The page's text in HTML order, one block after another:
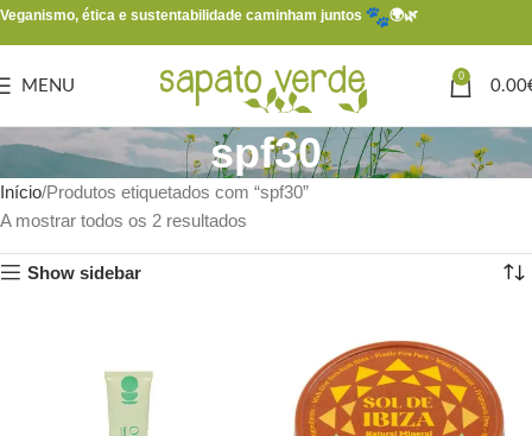
Veganismo, ética e sustentabilidade caminham juntos 🌍🌿
MENU
0
0.00
spf30
Início Produtos etiquetados com “spf30”
A mostrar todos os 2 resultados
Show sidebar